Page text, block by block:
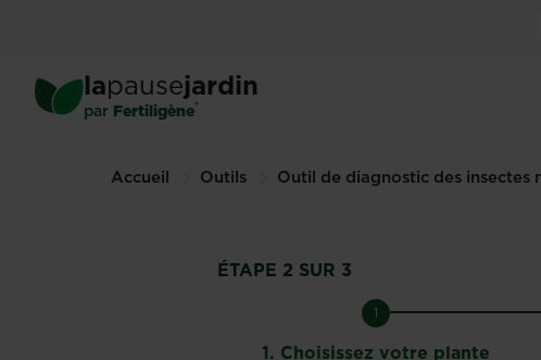
content
lapausejardin
par Fertiligène®
Accueil Outils Outil de diagnostic des insectes
ÉTAPE 2 SUR 3
1
1. Choisissez votre plante